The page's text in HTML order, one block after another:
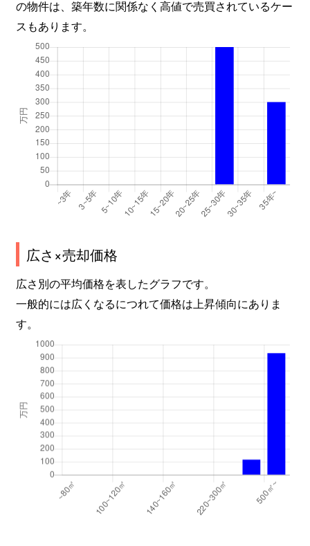
の物件は、築年数に関係なく高値で売買されているケー
スもあります。
広さ×売却価格
広さ別の平均価格を表したグラフです。
一般的には広くなるにつれて価格は上昇傾向にありま
す。